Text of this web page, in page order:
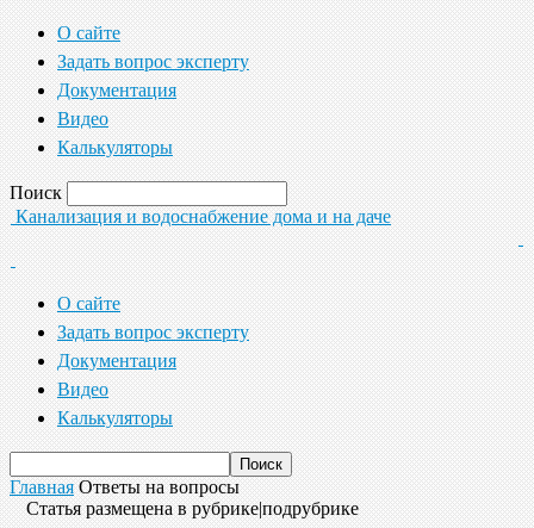
О сайте
Задать вопрос эксперту
Документация
Видео
Калькуляторы
Поиск
Канализация и водоснабжение дома и на даче
О сайте
Задать вопрос эксперту
Документация
Видео
Калькуляторы
Главная Ответы на вопросы
Статья размещена в рубрике|подрубрике